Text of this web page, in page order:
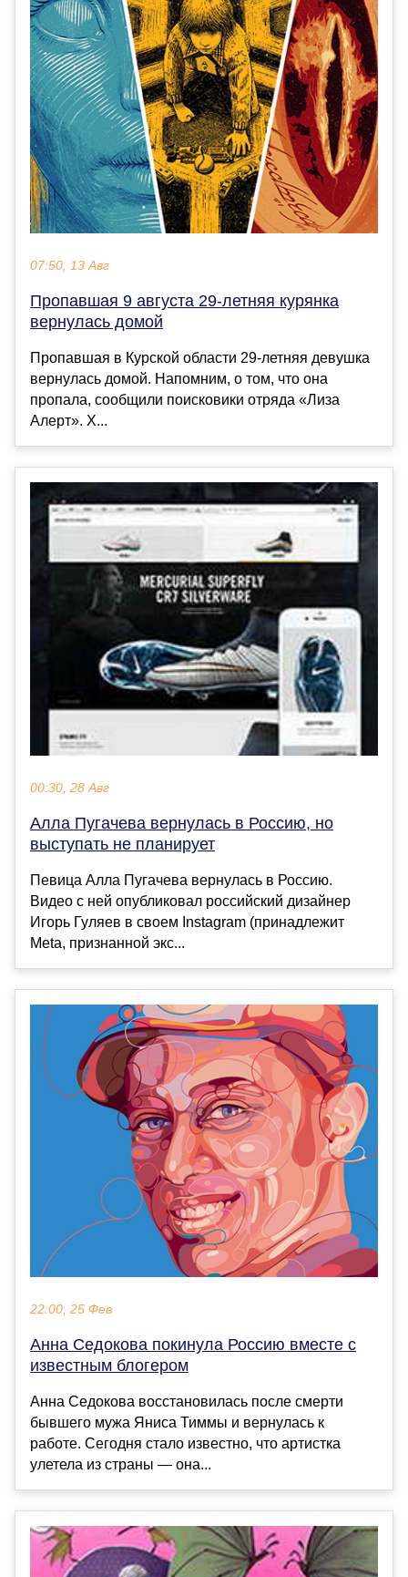
07:50, 13 Авг
Пропавшая 9 августа 29-летняя курянка
вернулась домой
Пропавшая в Курской области 29-летняя девушка
вернулась домой. Напомним, о том, что она
пропала, сообщили поисковики отряда «Лиза
Алерт». Х...
00:30, 28 Авг
Алла Пугачева вернулась в Россию, но
выступать не планирует
Певица Алла Пугачева вернулась в Россию.
Видео с ней опубликовал российский дизайнер
Игорь Гуляев в своем Instagram (принадлежит
Meta, признанной экс...
22:00, 25 Фев
Анна Седокова покинула Россию вместе с
известным блогером
Анна Седокова восстановилась после смерти
бывшего мужа Яниса Тиммы и вернулась к
работе. Сегодня стало известно, что артистка
улетела из страны — она...